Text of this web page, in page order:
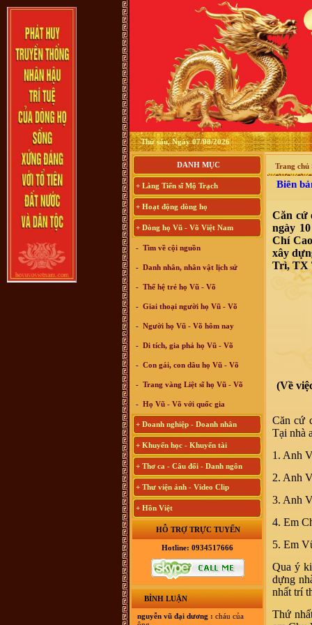
Thứ sáu, Ngày 07/08/2026
DANH MỤC
+ Làng Tiến sĩ Mộ Trạch
+ Hoạt động dòng họ
+ Dòng họ Vũ - Võ Việt Nam
- Tìm về cội nguồn
- Danh nhân, nhân vật lịch sử
- Thế hệ trẻ họ Vũ - Võ
- Giai thoại người họ Vũ - Võ
- Người họ Vũ - Võ hôm nay
- Di tích, gia phả họ Vũ - Võ
- Con gái, con dâu họ Vũ - Võ
- Trang vàng Liệt sĩ họ Vũ - Võ
- Họ Vũ - Võ với quốc gia
+ Doanh nghiệp - Doanh nhân
+ Khuyến học - Khuyến tài
+ Thơ ca - Câu đối - Danh ngôn
+ Thư viện ảnh - Video Clip
+ Hồn Việt
HỖ TRỢ TRỰC TUYẾN
Hotline: 0934517666
BÌNH LUẬN
nguyễn vũ đại dương : cháu của
Trang chủ
Biên
Căn cứ
ngày
Chí
xây
Trì, TX
(Về
Căn cứ
Tại nhà
1. Anh
2. Anh
3. Anh
4. Em
5. Em
Qua ý
dựng
nhất trí
Thứ